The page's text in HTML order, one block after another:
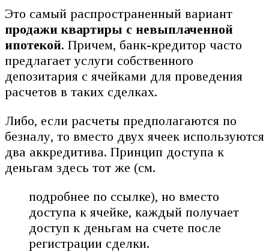
Это самый распространенный вариант
продажи квартиры с невыплаченной
ипотекой. Причем, банк-кредитор часто
предлагает услуги собственного
депозитария с ячейками для проведения
расчетов в таких сделках.
Либо, если расчеты предполагаются по
безналу, то вместо двух ячеек используются
два аккредитива. Принцип доступа к
деньгам здесь тот же (см.
подробнее по ссылке), но вместо
доступа к ячейке, каждый получает
доступ к деньгам на счете после
регистрации сделки.